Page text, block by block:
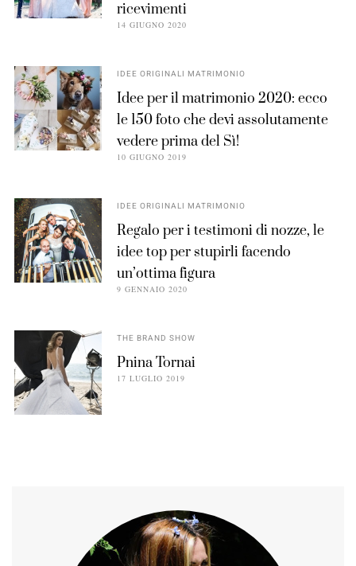
ricevimenti
14 GIUGNO 2020
IDEE ORIGINALI MATRIMONIO
Idee per il matrimonio 2020: ecco
le 150 foto che devi assolutamente
vedere prima del Sì!
10 GIUGNO 2019
IDEE ORIGINALI MATRIMONIO
Regalo per i testimoni di nozze, le
idee top per stupirli facendo
un’ottima figura
9 GENNAIO 2020
THE BRAND SHOW
Pnina Tornai
17 LUGLIO 2019